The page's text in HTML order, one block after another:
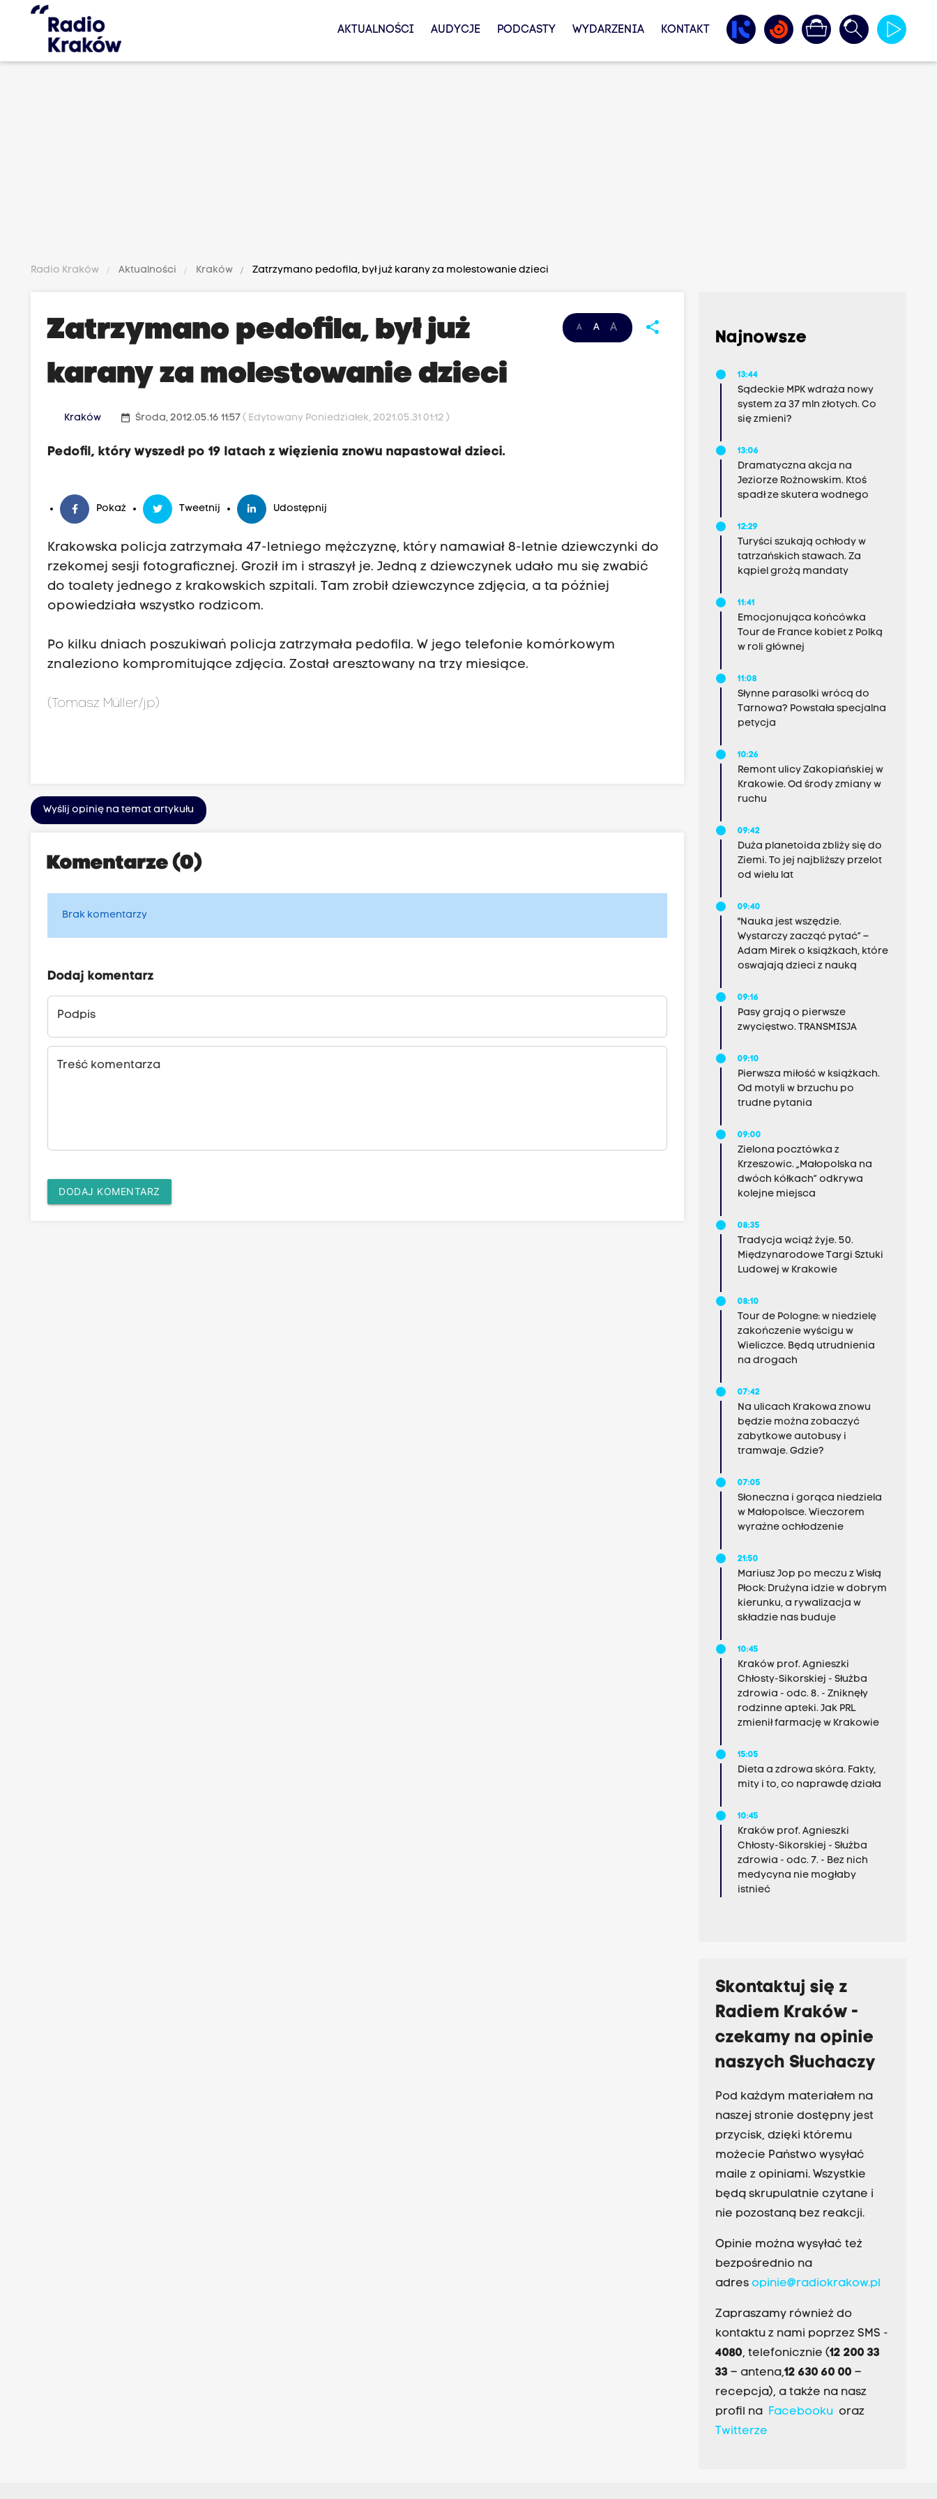
AKTUALNOŚCI AUDYCJE PODCASTY WYDARZENIA KONTAKT
Radio Kraków Aktualności Kraków Zatrzymano pedofila, był już karany za molestowanie dzieci
A A A share
Zatrzymano pedofila, był już
karany za molestowanie dzieci
Kraków date_range Środa, 2012.05.16 11:57( Edytowany Poniedziałek, 2021.05.31 01:12 )
Pedofil, który wyszedł po 19 latach z więzienia znowu napastował dzieci.
Pokaż Tweetnij Udostępnij
Krakowska policja zatrzymała 47-letniego mężczyznę, który namawiał 8-letnie dziewczynki do
rzekomej sesji fotograficznej. Groził im i straszył je. Jedną z dziewczynek udało mu się zwabić
do toalety jednego z krakowskich szpitali. Tam zrobił dziewczynce zdjęcia, a ta później
opowiedziała wszystko rodzicom.
Po kilku dniach poszukiwań policja zatrzymała pedofila. W jego telefonie komórkowym
znaleziono kompromitujące zdjęcia. Został aresztowany na trzy miesiące.
(Tomasz Müller/jp)
Wyślij opinię na temat artykułu
Komentarze (0)
Brak komentarzy
Dodaj komentarz
Podpis
Treść komentarza
DODAJ KOMENTARZ
Najnowsze
13:44
Sądeckie MPK wdraża nowy
system za 37 mln złotych. Co
się zmieni?
13:06
Dramatyczna akcja na
Jeziorze Rożnowskim. Ktoś
spadł ze skutera wodnego
12:29
Turyści szukają ochłody w
tatrzańskich stawach. Za
kąpiel grożą mandaty
11:41
Emocjonująca końcówka
Tour de France kobiet z Polką
w roli głównej
11:08
Słynne parasolki wrócą do
Tarnowa? Powstała specjalna
petycja
10:26
Remont ulicy Zakopiańskiej w
Krakowie. Od środy zmiany w
ruchu
09:42
Duża planetoida zbliży się do
Ziemi. To jej najbliższy przelot
od wielu lat
09:40
"Nauka jest wszędzie.
Wystarczy zacząć pytać” –
Adam Mirek o książkach, które
oswajają dzieci z nauką
09:16
Pasy grają o pierwsze
zwycięstwo. TRANSMISJA
09:10
Pierwsza miłość w książkach.
Od motyli w brzuchu po
trudne pytania
09:00
Zielona pocztówka z
Krzeszowic. „Małopolska na
dwóch kółkach” odkrywa
kolejne miejsca
08:35
Tradycja wciąż żyje. 50.
Międzynarodowe Targi Sztuki
Ludowej w Krakowie
08:10
Tour de Pologne: w niedzielę
zakończenie wyścigu w
Wieliczce. Będą utrudnienia
na drogach
07:42
Na ulicach Krakowa znowu
będzie można zobaczyć
zabytkowe autobusy i
tramwaje. Gdzie?
07:05
Słoneczna i gorąca niedziela
w Małopolsce. Wieczorem
wyraźne ochłodzenie
21:50
Mariusz Jop po meczu z Wisłą
Płock: Drużyna idzie w dobrym
kierunku, a rywalizacja w
składzie nas buduje
10:45
Kraków prof. Agnieszki
Chłosty-Sikorskiej - Służba
zdrowia - odc. 8. - Zniknęły
rodzinne apteki. Jak PRL
zmienił farmację w Krakowie
15:05
Dieta a zdrowa skóra. Fakty,
mity i to, co naprawdę działa
10:45
Kraków prof. Agnieszki
Chłosty-Sikorskiej - Służba
zdrowia - odc. 7. - Bez nich
medycyna nie mogłaby
istnieć
Skontaktuj się z
Radiem Kraków -
czekamy na opinie
naszych Słuchaczy
Pod każdym materiałem na
naszej stronie dostępny jest
przycisk, dzięki któremu
możecie Państwo wysyłać
maile z opiniami. Wszystkie
będą skrupulatnie czytane i
nie pozostaną bez reakcji.
Opinie można wysyłać też
bezpośrednio na
adres opinie@radiokrakow.pl
Zapraszamy również do
kontaktu z nami poprzez SMS -
4080, telefonicznie (12 200 33
33– antena,12 630 60 00 –
recepcja), a także na nasz
profil na Facebookuoraz
Twitterze